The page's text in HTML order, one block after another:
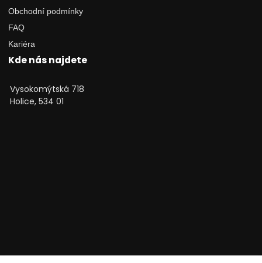
Obchodní podmínky
FAQ
Kariéra
Kde nás najdete
Vysokomýtská 718
Holice, 534 01